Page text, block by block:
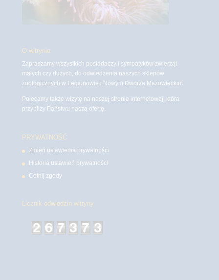
O witrynie
Zapraszamy wszystkich posiadaczy i sympatyków zwierząt
małych czy dużych, do odwiedzenia naszych sklepów
zoologicznych w Legionowie i Nowym Dworze Mazowieckim
Polecamy także wizytę na naszej stronie internetowej, która
przybliży Państwu naszą ofertę.
PRYWATNOŚĆ
Zmień ustawienia prywatności
Historia ustawień prywatności
Cofnij zgody
Licznik odwiedzin witryny